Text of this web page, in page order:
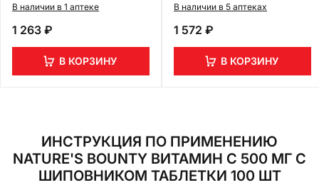
В наличии в 1 аптеке
1 263 ₽
В КОРЗИНУ
В наличии в 5 аптеках
1 572 ₽
В КОРЗИНУ
ИНСТРУКЦИЯ ПО ПРИМЕНЕНИЮ
NATURE'S BOUNTY ВИТАМИН С 500 МГ С
ШИПОВНИКОМ ТАБЛЕТКИ 100 ШТ